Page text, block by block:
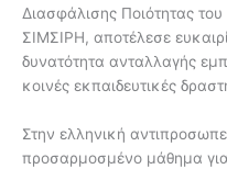
Διασφάλισης Ποιότητας
ΣΙΜΣΙΡΗ, αποτέλεσε
δυνατότητα ανταλλαγής
κοινές εκπαιδευτικές
Στην ελληνική
προσαρμοσμένο μάθημα για